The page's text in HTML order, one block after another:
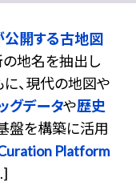
開する古地図
地名を抽出し
、現代の地図や
グデータや歴史
盤を構築に活用
Platform